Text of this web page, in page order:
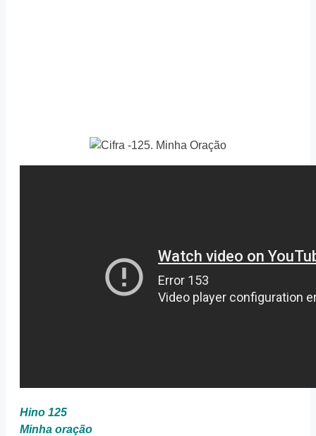
Hino 125
Minha oração